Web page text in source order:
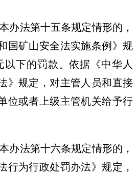
办法第十五条规定情形的，
国矿山安全法实施条例》规
以下的罚款。依据《中华人
》规定，对主管人员和直接
位或者上级主管机关给予行
办法第十六条规定情形的，
行为行政处罚办法》规定，